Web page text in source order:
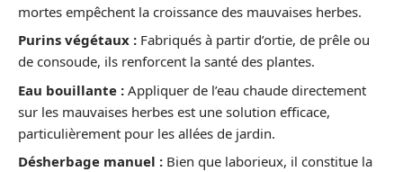
mortes empêchent la croissance des mauvaises herbes.
Purins végétaux : Fabriqués à partir d’ortie, de prêle ou
de consoude, ils renforcent la santé des plantes.
Eau bouillante : Appliquer de l’eau chaude directement
sur les mauvaises herbes est une solution efficace,
particulièrement pour les allées de jardin.
Désherbage manuel : Bien que laborieux, il constitue la